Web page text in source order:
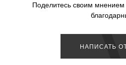
Поделитесь своим
НАПИСАТЬ